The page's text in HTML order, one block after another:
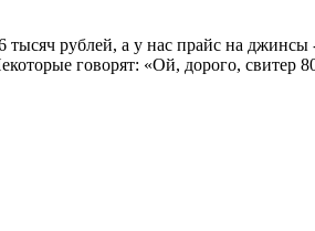
рублей, а у нас прайс на джинсы
говорят: «Ой, дорого, свитер